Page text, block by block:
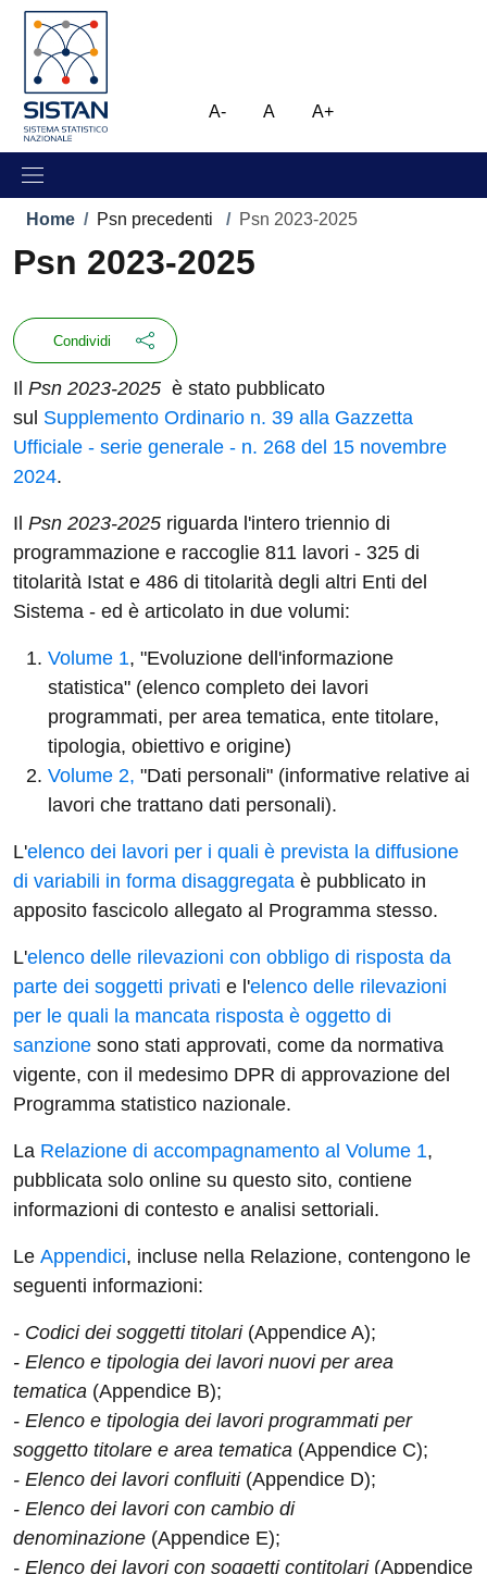
al contenuto principale
to footer content
Immagine
A- A A+
Briciole di pane
Home / Psn precedenti / Psn 2023-2025
Psn 2023-2025
Condividi
Il Psn 2023-2025 è stato pubblicato
sul Supplemento Ordinario n. 39 alla Gazzetta
Ufficiale - serie generale - n. 268 del 15 novembre
2024.
Il Psn 2023-2025 riguarda l'intero triennio di
programmazione e raccoglie 811 lavori - 325 di
titolarità Istat e 486 di titolarità degli altri Enti del
Sistema - ed è articolato in due volumi:
Volume 1, "Evoluzione dell'informazione
statistica" (elenco completo dei lavori
programmati, per area tematica, ente titolare,
tipologia, obiettivo e origine)
Volume 2, "Dati personali" (informative relative ai
lavori che trattano dati personali).
L'elenco dei lavori per i quali è prevista la diffusione
di variabili in forma disaggregata è pubblicato in
apposito fascicolo allegato al Programma stesso.
L'elenco delle rilevazioni con obbligo di risposta da
parte dei soggetti privati e l'elenco delle rilevazioni
per le quali la mancata risposta è oggetto di
sanzione sono stati approvati, come da normativa
vigente, con il medesimo DPR di approvazione del
Programma statistico nazionale.
La Relazione di accompagnamento al Volume 1,
pubblicata solo online su questo sito, contiene
informazioni di contesto e analisi settoriali.
Le Appendici, incluse nella Relazione, contengono le
seguenti informazioni:
- Codici dei soggetti titolari(Appendice A);
- Elenco e tipologia dei lavori nuovi per area
tematica (Appendice B);
- Elenco e tipologia dei lavori programmati per
soggetto titolare e area tematica (Appendice C);
- Elenco dei lavori confluiti(Appendice D);
- Elenco dei lavori con cambio di
denominazione (Appendice E);
- Elenco dei lavori con soggetti contitolari(Appendice